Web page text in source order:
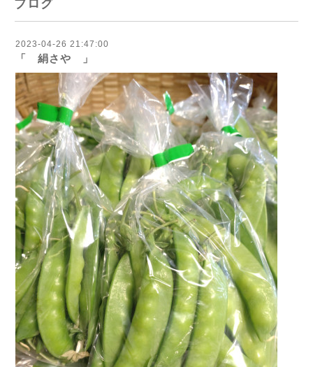
ブログ
2023-04-26 21:47:00
「 絹さや 」